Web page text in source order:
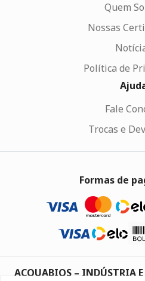
Quem
Nossas
Política de
Fale
Trocas e
Formas de
ACQUABIOS – INDÚSTRIA